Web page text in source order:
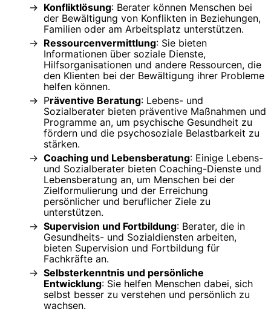
Konfliktlösung: Berater können Menschen bei
der Bewältigung von Konflikten in Beziehungen,
Familien oder am Arbeitsplatz unterstützen.
Ressourcenvermittlung: Sie bieten
Informationen über soziale Dienste,
Hilfsorganisationen und andere Ressourcen, die
den Klienten bei der Bewältigung ihrer Probleme
helfen können.
Präventive Beratung: Lebens- und
Sozialberater bieten präventive Maßnahmen und
Programme an, um psychische Gesundheit zu
fördern und die psychosoziale Belastbarkeit zu
stärken.
Coaching und Lebensberatung: Einige Lebens-
und Sozialberater bieten Coaching-Dienste und
Lebensberatung an, um Menschen bei der
Zielformulierung und der Erreichung
persönlicher und beruflicher Ziele zu
unterstützen.
Supervision und Fortbildung: Berater, die in
Gesundheits- und Sozialdiensten arbeiten,
bieten Supervision und Fortbildung für
Fachkräfte an.
Selbsterkenntnis und persönliche
Entwicklung: Sie helfen Menschen dabei, sich
selbst besser zu verstehen und persönlich zu
wachsen.